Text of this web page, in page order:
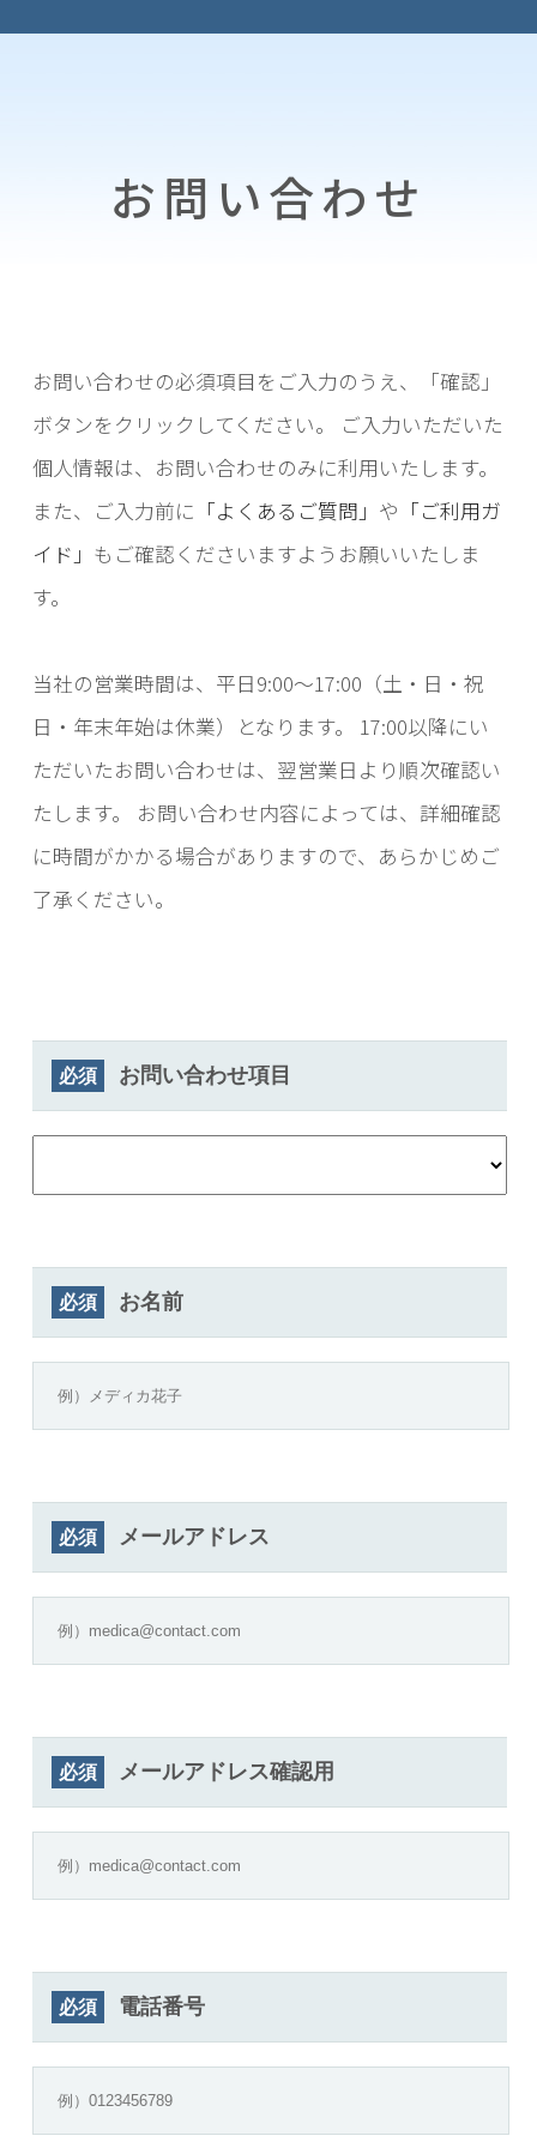
お問い合わせ
お問い合わせの必須項目をご入力のうえ、「確認」
ボタンをクリックしてください。
ご入力いただいた
個人情報は、お問い合わせのみに利用いたします。
また、ご入力前に 「よくあるご質問」 や 「ご利用ガ
イド」 もご確認くださいますようお願いいたしま
す。
当社の営業時間は、平日9:00～17:00（土・日・祝
日・年末年始は休業）となります。
17:00以降にい
ただいたお問い合わせは、翌営業日より順次確認い
たします。
お問い合わせ内容によっては、詳細確認
に時間がかかる場合がありますので、あらかじめご
了承ください。
必須 お問い合わせ項目
必須 お名前
必須 メールアドレス
必須 メールアドレス確認用
必須 電話番号